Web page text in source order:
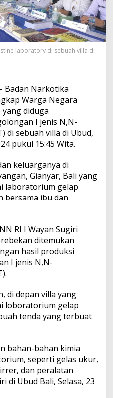
laboratory di sebuah villa di
Badan Narkotika
Warga Negara
yang diduga
I jenis N,N-
di sebuah villa di Ubud,
pukul 15:45 Wita.
keluarganya di
Gianyar, Bali yang
laboratorium gelap
bersama ibu dan
RI I Wayan Sugiri
ditemukan
hasil produksi
I jenis N,N-
di depan villa yang
loboratorium gelap
tenda yang terbuat
bahan-bahan kimia
seperti gelas ukur,
dan peralatan
di Ubud Bali, Selasa, 23